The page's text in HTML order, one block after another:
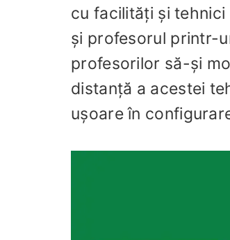
cu facilități și
și profesorul printr-
profesorilor să-și
distanță a acestei
ușoare în